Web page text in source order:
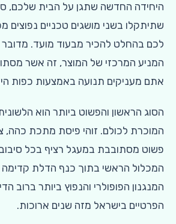
היחידה החדשה שתגן על הבית שלכם,
שתיתקלו בשני מושגים טכניים נפוצים
לכם בהחלט להכיר מבעוד מועד.
המניע המרכזי של המוצר, זה אשר
אתם מעניקים תנועה באמצעות כפות
הסוג הראשון והפשוט ביותר הוא
המוכרת לכולם. זוהי פיסת מתכת כהה,
פשוט מסתובבת במעגל רציף בכל
המכלול הראשי בתוך כנף הדלת קדימה
המנגנון הפופולרי והנפוץ ביותר ברוב
הפרטיים בישראל מזה שנים ארוכות.